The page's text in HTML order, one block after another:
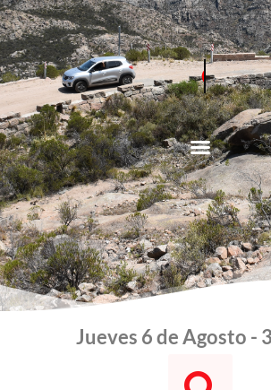
CIRCUITOS
Jueves 6 de Agosto -